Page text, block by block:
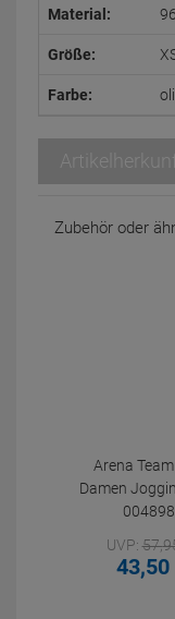
Material:
Größe:
Farbe:
Zubehör oder
Arena
Damen
004898
UVP:57,
43,50